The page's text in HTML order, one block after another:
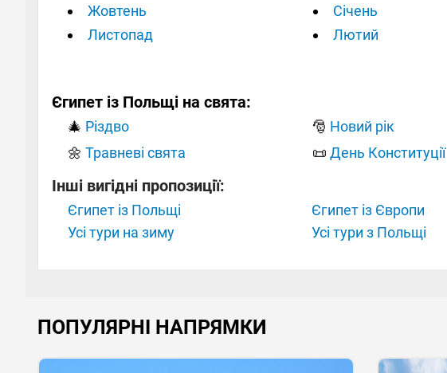
Жовтень
Листопад
Січень
Лютий
Єгипет із Польщі на свята:
🎄 Різдво 🎅 Новий рік
🌼 Травневі свята 📜День Конституції
Інші вигідні пропозиції:
Єгипет із Польщі Єгипет із Європи
Усі тури на зиму
Усі тури з Польщі
ПОПУЛЯРНІ НАПРЯМКИ